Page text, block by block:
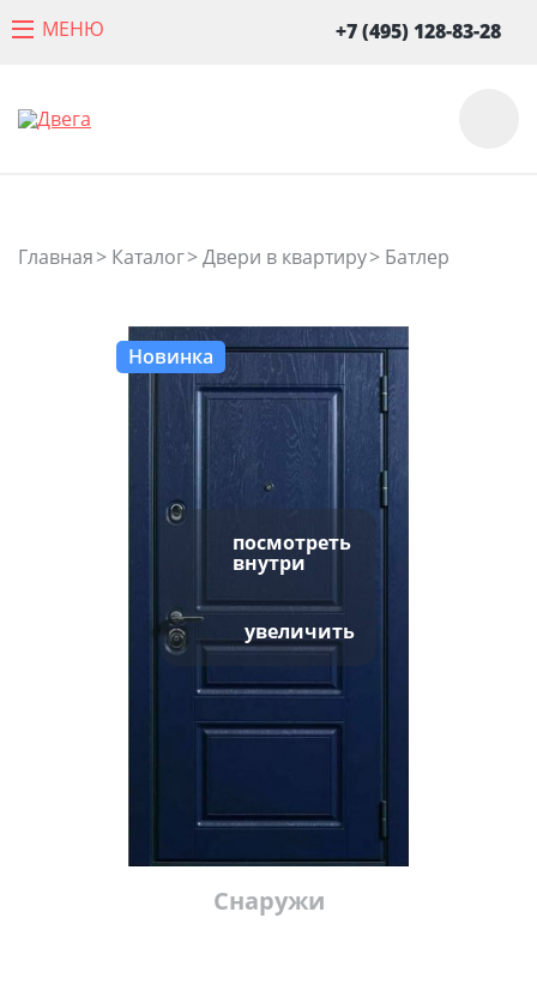
МЕНЮ +7 (495) 128-83-28
Главная Каталог Двери в квартиру Батлер
увеличить
Новинка
Снаружи
посмотреть
внутри